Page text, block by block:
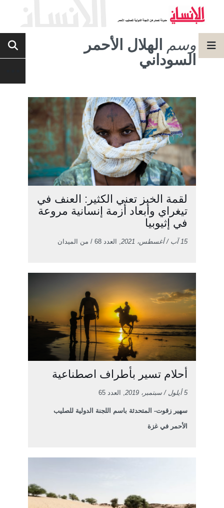
وسم الهلال الأحمر
السوداني
لقمة الخبز تعني الكثير: العنف في
تيغراي وأبعاد أزمة إنسانية مروعة
في إثيوبيا
15 آب / أغسطس، 2021 , العدد 68 / من الميدان
أحلام تسير بأطراف اصطناعية
5 أيلول / سبتمبر، 2019 , العدد 65
سهير زقوت- المتحدثة باسم اللجنة الدولية للصليب
الأحمر في غزة